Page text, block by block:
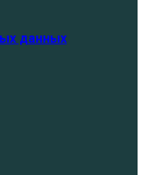
данных